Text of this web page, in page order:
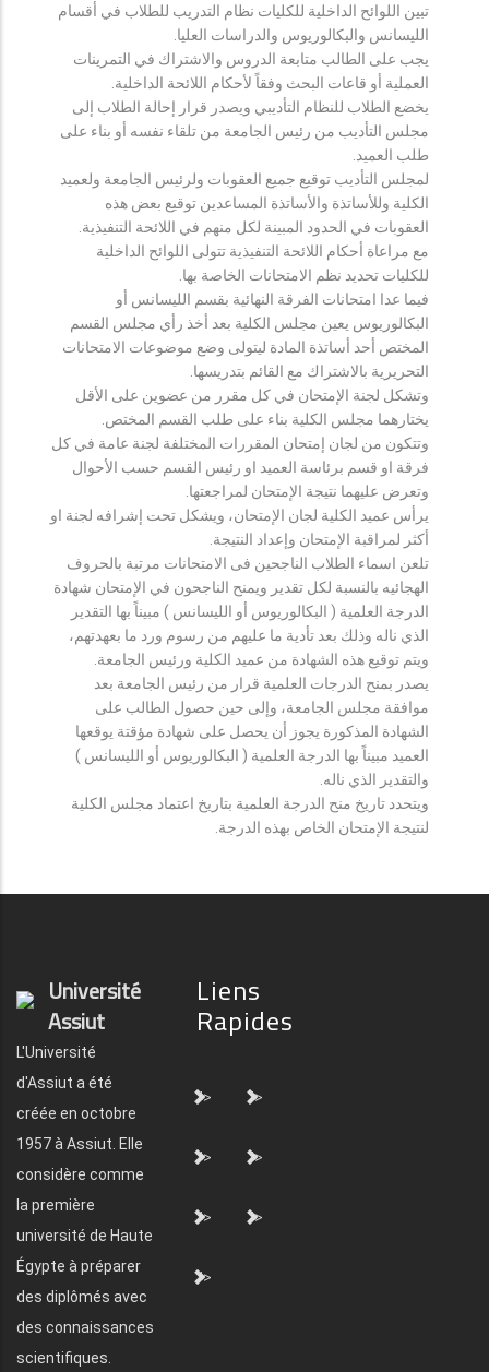
تبين اللوائح الداخلية للكليات نظام التدريب للطلاب في أقسام
الليسانس والبكالوريوس والدراسات العليا.
يجب على الطالب متابعة الدروس والاشتراك في التمرينات
العملية أو قاعات البحث وفقاً لأحكام اللائحة الداخلية.
يخضع الطلاب للنظام التأديبي ويصدر قرار إحالة الطلاب إلى
مجلس التأديب من رئيس الجامعة من تلقاء نفسه أو بناء على
طلب العميد.
لمجلس التأديب توقيع جميع العقوبات ولرئيس الجامعة ولعميد
الكلية وللأساتذة والأساتذة المساعدين توقيع بعض هذه
العقوبات في الحدود المبينة لكل منهم في اللائحة التنفيذية.
مع مراعاة أحكام اللائحة التنفيذية تتولى اللوائح الداخلية
للكليات تحديد نظم الامتحانات الخاصة بها.
فيما عدا امتحانات الفرقة النهائية بقسم الليسانس أو
البكالوريوس يعين مجلس الكلية بعد أخذ رأي مجلس القسم
المختص أحد أساتذة المادة ليتولى وضع موضوعات الامتحانات
التحريرية بالاشتراك مع القائم بتدريسها.
وتشكل لجنة الإمتحان في كل مقرر من عضوين على الأقل
يختارهما مجلس الكلية بناء على طلب القسم المختص.
وتتكون من لجان إمتحان المقررات المختلفة لجنة عامة في كل
فرقة او قسم برئاسة العميد او رئيس القسم حسب الأحوال
وتعرض عليهما نتيجة الإمتحان لمراجعتها.
يرأس عميد الكلية لجان الإمتحان، ويشكل تحت إشرافه لجنة او
أكثر لمراقبة الإمتحان وإعداد النتيجة.
تلعن اسماء الطلاب الناجحين فى الامتحانات مرتبة بالحروف
الهجائيه بالنسبة لكل تقدير ويمنح الناجحون في الإمتحان شهادة
الدرجة العلمية ( البكالوريوس أو الليسانس ) مبيناً بها التقدير
الذي ناله وذلك بعد تأدية ما عليهم من رسوم ورد ما بعهدتهم،
ويتم توقيع هذه الشهادة من عميد الكلية ورئيس الجامعة.
يصدر بمنح الدرجات العلمية قرار من رئيس الجامعة بعد
موافقة مجلس الجامعة، وإلى حين حصول الطالب على
الشهادة المذكورة يجوز أن يحصل على شهادة مؤقتة يوقعها
العميد مبيناً بها الدرجة العلمية ( البكالوريوس أو الليسانس )
والتقدير الذي ناله.
ويتحدد تاريخ منح الدرجة العلمية بتاريخ اعتماد مجلس الكلية
لنتيجة الإمتحان الخاص بهذه الدرجة.
Université
Assiut
L'Université
d'Assiut a été
créée en octobre
1957 à Assiut. Elle
considère comme
la première
université de Haute
Égypte à préparer
des diplômés avec
des connaissances
scientifiques.
Liens
Rapides
"> ">
"> ">
"> ">
">